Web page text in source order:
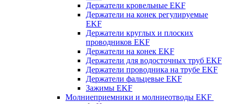
Держатели кровельные EKF
Держатели на конек регулируемые
EKF
Держатели круглых и плоских
проводников EKF
Держатели на конек EKF
Держатели для водосточных труб EKF
Держатели проводника на трубе EKF
Держатели фальцевые EKF
Зажимы EKF
Молниеприемники и молниеотводы EKF